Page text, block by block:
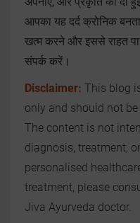
आपका यह दर्द क्रोनिक
खत्म करने और इससे राहत
संपर्क करें।
Disclaimer: This blog
only and should not
The content is not
diagnosis, treatment,
personalised
treatment, please
Jiva Ayurveda doctor.